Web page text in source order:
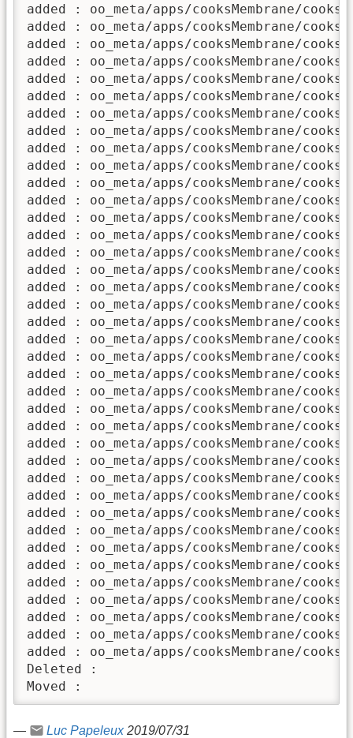
added : oo_meta/apps/cooksMembrane/
added : oo_meta/apps/cooksMembrane/
added : oo_meta/apps/cooksMembrane/
added : oo_meta/apps/cooksMembrane/
added : oo_meta/apps/cooksMembrane/
added : oo_meta/apps/cooksMembrane/
added : oo_meta/apps/cooksMembrane/
added : oo_meta/apps/cooksMembrane/
added : oo_meta/apps/cooksMembrane/
added : oo_meta/apps/cooksMembrane/
added : oo_meta/apps/cooksMembrane/
added : oo_meta/apps/cooksMembrane/
added : oo_meta/apps/cooksMembrane/
added : oo_meta/apps/cooksMembrane/
added : oo_meta/apps/cooksMembrane/
added : oo_meta/apps/cooksMembrane/
added : oo_meta/apps/cooksMembrane/
added : oo_meta/apps/cooksMembrane/
added : oo_meta/apps/cooksMembrane/
added : oo_meta/apps/cooksMembrane/
added : oo_meta/apps/cooksMembrane/
added : oo_meta/apps/cooksMembrane/
added : oo_meta/apps/cooksMembrane/
added : oo_meta/apps/cooksMembrane/
added : oo_meta/apps/cooksMembrane/
added : oo_meta/apps/cooksMembrane/
added : oo_meta/apps/cooksMembrane/
added : oo_meta/apps/cooksMembrane/
added : oo_meta/apps/cooksMembrane/
added : oo_meta/apps/cooksMembrane/
added : oo_meta/apps/cooksMembrane/
added : oo_meta/apps/cooksMembrane/
added : oo_meta/apps/cooksMembrane/
added : oo_meta/apps/cooksMembrane/
added : oo_meta/apps/cooksMembrane/
added : oo_meta/apps/cooksMembrane/
added : oo_meta/apps/cooksMembrane/
added : oo_meta/apps/cooksMembrane/
Deleted :
Moved :
— Luc Papeleux2019/07/31